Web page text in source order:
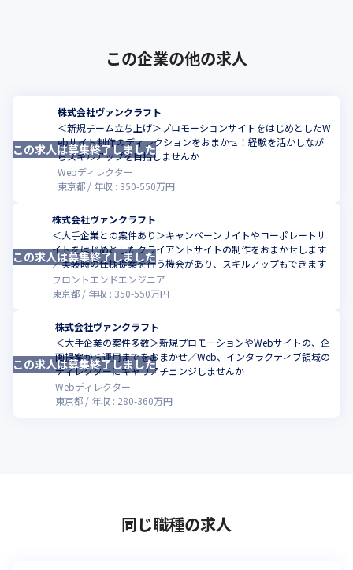
この企業の他の求人
株式会社ヴァンクラフト
＜新規チーム立ち上げ＞プロモーションサイトをはじめとしたW
ebサイト制作のディレクションをおまかせ！経験を活かしなが
らスキルアップを目指しませんか
Webディレクター
東京都
年収 : 350-550万円
この求人は募集終了しました
株式会社ヴァンクラフト
＜大手企業との案件あり＞キャンペーンサイトやコーポレートサ
イトをはじめとしたクライアントサイトの制作をおまかせします
／実装時の仕様提案を行う機会があり、スキルアップもできます
フロントエンドエンジニア
東京都
年収 : 350-550万円
この求人は募集終了しました
株式会社ヴァンクラフト
＜大手企業の案件多数＞新規プロモーションやWebサイトの、企
画提案から運用までをおまかせ／Web、インタラクティブ領域の
ディレクターにキャリアチェンジしませんか
Webディレクター
東京都
年収 : 280-360万円
この求人は募集終了しました
同じ職種の求人